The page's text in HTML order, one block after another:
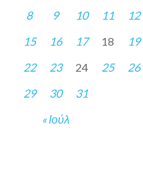
« Ιούλ
8
9 10 11 12
15
16 17 18 19
22
23 24 25 26
29
30 31